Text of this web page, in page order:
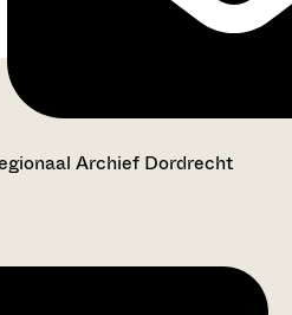
Archief Dordrecht